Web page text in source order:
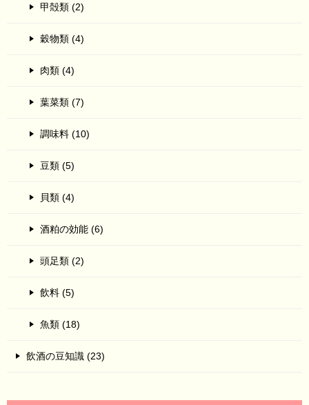
甲殻類 (2)
穀物類 (4)
肉類 (4)
葉菜類 (7)
調味料 (10)
豆類 (5)
貝類 (4)
酒粕の効能 (6)
頭足類 (2)
飲料 (5)
魚類 (18)
飲酒の豆知識 (23)